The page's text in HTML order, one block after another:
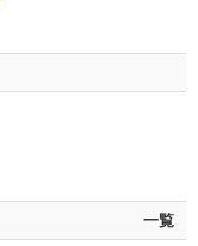
一覧